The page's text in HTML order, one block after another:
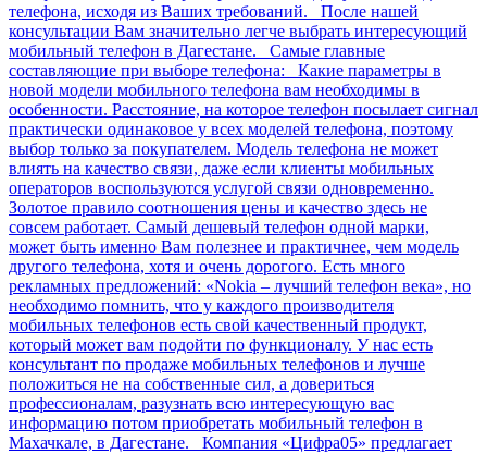
телефона, исходя из Ваших требований. После нашей
консультации Вам значительно легче выбрать интересующий
мобильный телефон в Дагестане. Самые главные
составляющие при выборе телефона: Какие параметры в
новой модели мобильного телефона вам необходимы в
особенности. Расстояние, на которое телефон посылает сигнал
практически одинаковое у всех моделей телефона, поэтому
выбор только за покупателем. Модель телефона не может
влиять на качество связи, даже если клиенты мобильных
операторов воспользуются услугой связи одновременно.
Золотое правило соотношения цены и качество здесь не
совсем работает. Самый дешевый телефон одной марки,
может быть именно Вам полезнее и практичнее, чем модель
другого телефона, хотя и очень дорогого. Есть много
рекламных предложений: «Nokia – лучший телефон века», но
необходимо помнить, что у каждого производителя
мобильных телефонов есть свой качественный продукт,
который может вам подойти по функционалу. У нас есть
консультант по продаже мобильных телефонов и лучше
положиться не на собственные сил, а довериться
профессионалам, разузнать всю интересующую вас
информацию потом приобретать мобильный телефон в
Махачкале, в Дагестане. Компания «Цифра05» предлагает